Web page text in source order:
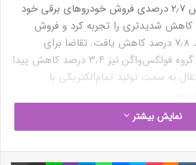
فولکس‌واگن شاهد کاهش ۲٫۷ درصدی فروش خودروهای برقی خود
آئودی کاهش شدیدتری را تجربه کرد و فروش
خودروهای برقی این برند ۷٫۸ درصد کاهش یافت. تقاضا برای
مدل‌های بدون آلایندگی گروه فولکس‌واگن نیز ۳٫۴ درصد کاهش پیدا
به سمت تولید تمام‌الکتریکی با
بر اساس گزارش Handelsblatt، فولکس‌واگن و آئودی قصد دارند
نمایش بیشتر
Reddit
VKontakte
Odnoklassniki پاکت اسکایپ مسنجر واتس آپ تلگرام وایبر لاین اشتراک گذاری با ایمیل